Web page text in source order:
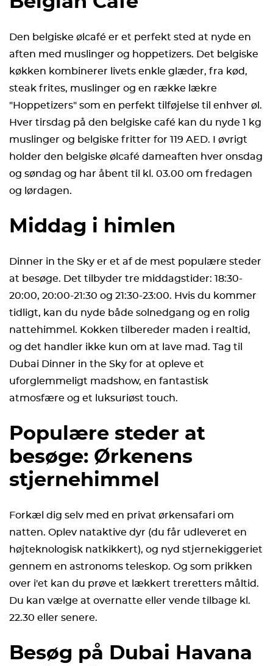
Den belgiske ølcafé er et perfekt sted at nyde en
aften med muslinger og hoppetizers. Det belgiske
køkken kombinerer livets enkle glæder, fra kød,
steak frites, muslinger og en række lækre
"Hoppetizers" som en perfekt tilføjelse til enhver øl.
Hver tirsdag på den belgiske café kan du nyde 1 kg
muslinger og belgiske fritter for 119 AED. I øvrigt
holder den belgiske ølcafé dameaften hver onsdag
og søndag og har åbent til kl. 03.00 om fredagen
og lørdagen.
Middag i himlen
Dinner in the Sky er et af de mest populære steder
at besøge. Det tilbyder tre middagstider: 18:30-
20:00, 20:00-21:30 og 21:30-23:00. Hvis du kommer
tidligt, kan du nyde både solnedgang og en rolig
nattehimmel. Kokken tilbereder maden i realtid,
og det handler ikke kun om at lave mad. Tag til
Dubai Dinner in the Sky for at opleve et
uforglemmeligt madshow, en fantastisk
atmosfære og et luksuriøst touch.
Populære steder at
besøge: Ørkenens
stjernehimmel
Forkæl dig selv med en privat ørkensafari om
natten. Oplev nataktive dyr (du får udleveret en
højteknologisk natkikkert), og nyd stjernekiggeriet
gennem en astronoms teleskop. Og som prikken
over i'et kan du prøve et lækkert treretters måltid.
Du kan vælge at overnatte eller vende tilbage kl.
22.30 eller senere.
Besøg på Dubai Havana